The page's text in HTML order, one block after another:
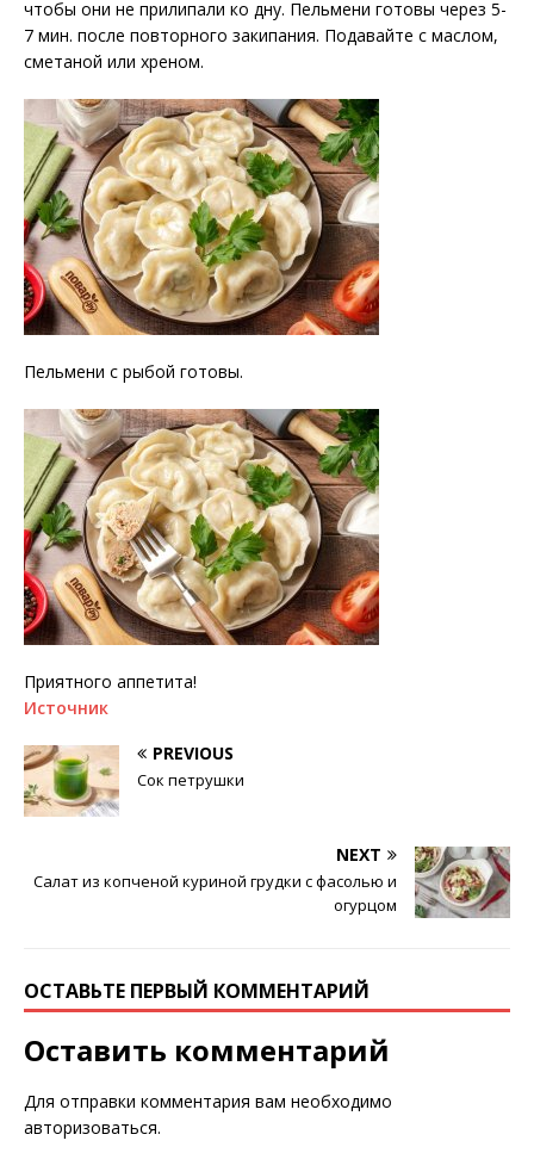
чтобы они не прилипали ко дну. Пельмени готовы через 5-
7 мин. после повторного закипания. Подавайте с маслом,
сметаной или хреном.
Пельмени с рыбой готовы.
Приятного аппетита!
Источник
PREVIOUS
Сок петрушки
NEXT
Салат из копченой куриной грудки с фасолью и
огурцом
ОСТАВЬТЕ ПЕРВЫЙ КОММЕНТАРИЙ
Оставить комментарий
Для отправки комментария вам необходимо
авторизоваться.